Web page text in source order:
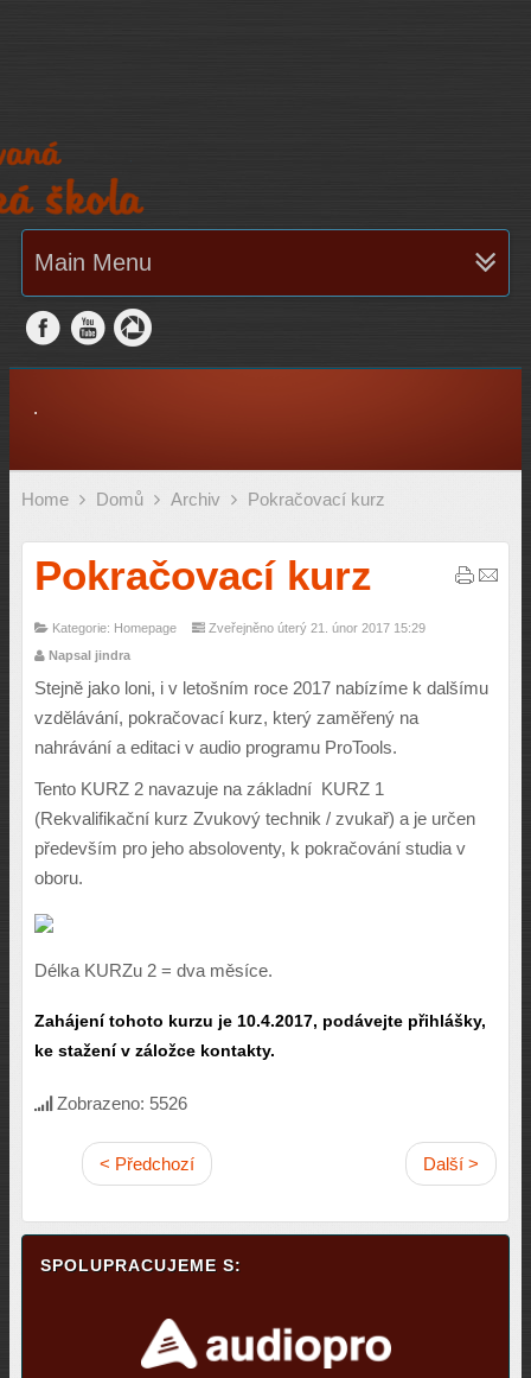
Main Menu
.
Home Domů Archiv Pokračovací kurz
Pokračovací kurz
Kategorie: Homepage
Zveřejněno úterý 21. únor 2017 15:29
Napsal jindra
Stejně jako loni, i v letošním roce 2017 nabízíme k dalšímu
vzdělávání, pokračovací kurz, který zaměřený na
nahrávání a editaci v audio programu ProTools.
Tento KURZ 2 navazuje na základní KURZ 1
(Rekvalifikační kurz Zvukový technik / zvukař) a je určen
především pro jeho absoloventy, k pokračování studia v
oboru.
Délka KURZu 2 = dva měsíce.
Zahájení tohoto kurzu je 10.4.2017, podávejte přihlášky,
ke stažení v záložce kontakty.
Zobrazeno: 5526
< Předchozí Další >
SPOLUPRACUJEME S: